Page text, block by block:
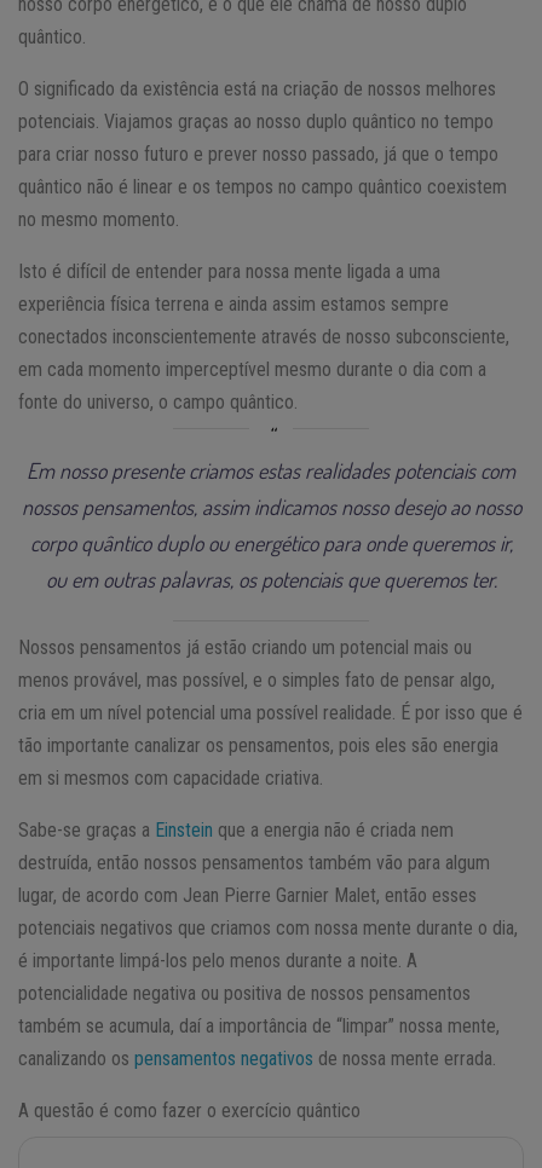
nosso corpo energético, é o que ele chama de nosso duplo
quântico.
O significado da existência está na criação de nossos melhores
potenciais. Viajamos graças ao nosso duplo quântico no tempo
para criar nosso futuro e prever nosso passado, já que o tempo
quântico não é linear e os tempos no campo quântico coexistem
no mesmo momento.
Isto é difícil de entender para nossa mente ligada a uma
experiência física terrena e ainda assim estamos sempre
conectados inconscientemente através de nosso subconsciente,
em cada momento imperceptível mesmo durante o dia com a
fonte do universo, o campo quântico.
Em nosso presente criamos estas realidades potenciais com
nossos pensamentos, assim indicamos nosso desejo ao nosso
corpo quântico duplo ou energético para onde queremos ir,
ou em outras palavras, os potenciais que queremos ter.
Nossos pensamentos já estão criando um potencial mais ou
menos provável, mas possível, e o simples fato de pensar algo,
cria em um nível potencial uma possível realidade. É por isso que é
tão importante canalizar os pensamentos, pois eles são energia
em si mesmos com capacidade criativa.
Sabe-se graças a Einstein que a energia não é criada nem
destruída, então nossos pensamentos também vão para algum
lugar, de acordo com Jean Pierre Garnier Malet, então esses
potenciais negativos que criamos com nossa mente durante o dia,
é importante limpá-los pelo menos durante a noite. A
potencialidade negativa ou positiva de nossos pensamentos
também se acumula, daí a importância de “limpar” nossa mente,
canalizando os pensamentos negativos de nossa mente errada.
A questão é como fazer o exercício quântico